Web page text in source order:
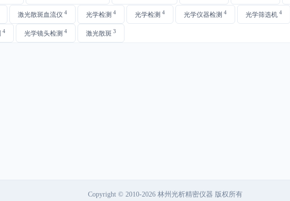
激光散斑血流仪 4 光学检测 4 光学检测 4 光学仪器检测 4 光学筛选机 4
4 光学镜头检测 4 激光散斑 3
Copyright © 2010-2026 林州光析精密仪器 版权所有